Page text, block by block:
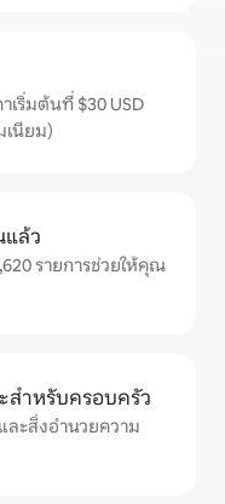
เริ่มต้นที่ $30 USD
เนียม)
ล้ว
รายการช่วยให้คุณ
ำหรับครอบครัว
ะสิ่งอำนวยความ